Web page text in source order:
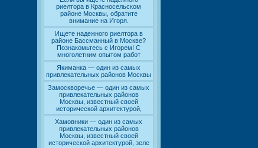
риелтора в Красносельском
районе Москвы, обратите
внимание на Игоря.
Ищете надежного риелтора в
районе Бассманный в Москве?
Познакомьтесь с Игорем! С
многолетним опытом работ
Якиманка — один из самых
привлекательных районов Москвы
Замоскворечье — один из самых
привлекательных районов
Москвы, известный своей
исторической архитектурой,
Хамовники — один из самых
привлекательных районов
Москвы, известный своей
исторической архитектурой, зеле